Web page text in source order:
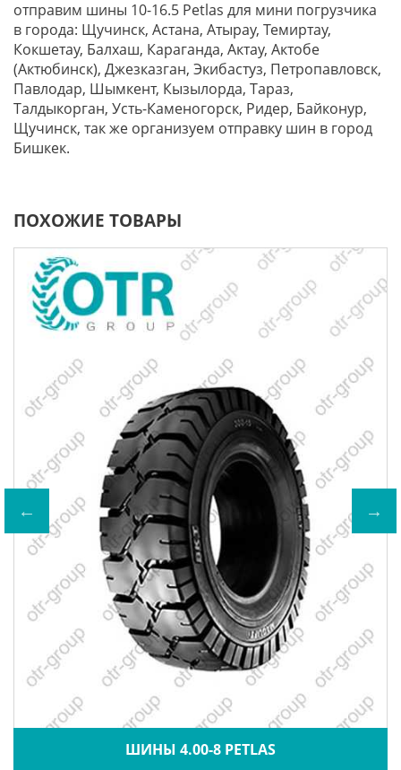
отправим шины 10-16.5 Petlas для мини погрузчика
в города: Щучинск, Астана, Атырау, Темиртау,
Кокшетау, Балхаш, Караганда, Актау, Актобе
(Актюбинск), Джезказган, Экибастуз, Петропавловск,
Павлодар, Шымкент, Кызылорда, Тараз,
Талдыкорган, Усть-Каменогорск, Ридер, Байконур,
Щучинск, так же организуем отправку шин в город
Бишкек.
ПОХОЖИЕ ТОВАРЫ
ШИНЫ 4.00-8 PETLAS